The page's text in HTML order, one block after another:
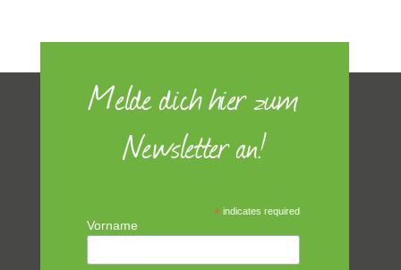
Melde dich hier zum
Newsletter an!
* indicates required
Vorname